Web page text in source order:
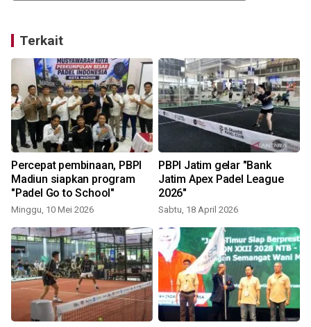
Terkait
Percepat pembinaan, PBPI
Madiun siapkan program
"Padel Go to School"
Minggu, 10 Mei 2026
PBPI Jatim gelar "Bank
Jatim Apex Padel League
2026"
Sabtu, 18 April 2026